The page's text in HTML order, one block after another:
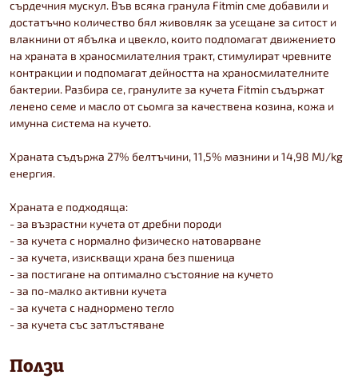
сърдечния мускул. Във всяка гранула Fitmin сме добавили и
достатъчно количество бял живовляк за усещане за ситост и
влакнини от ябълка и цвекло, които подпомагат движението
на храната в храносмилателния тракт, стимулират чревните
контракции и подпомагат дейността на храносмилателните
бактерии. Разбира се, гранулите за кучета Fitmin съдържат
ленено семе и масло от сьомга за качествена козина, кожа и
имунна система на кучето.
Храната съдържа 27% белтъчини, 11,5% мазнини и 14,98 MJ/kg
енергия.
Храната е подходяща:
- за възрастни кучета от дребни породи
- за кучета с нормално физическо натоварване
- за кучета, изискващи храна без пшеница
- за постигане на оптимално състояние на кучето
- за по-малко активни кучета
- за кучета с наднормено тегло
- за кучета със затлъстяване
Ползи